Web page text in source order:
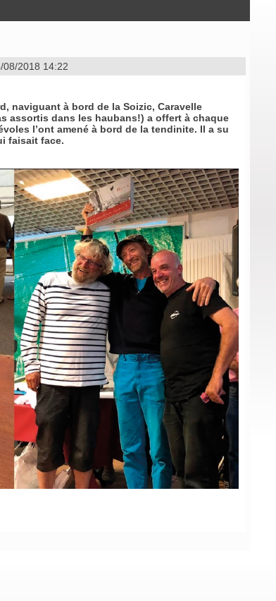
08/2018 14:22
naviguant à bord de la Soizic, Caravelle
assortis dans les haubans!) a offert à chaque
l’ont amené à bord de la tendinite. Il a su
faisait face.